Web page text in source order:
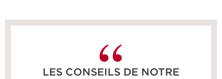
LES CONSEILS DE NOTRE